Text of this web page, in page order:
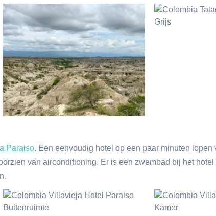
Paraiso. Een eenvoudig hotel op een paar minuten lopen
van airconditioning. Er is een zwembad bij het hotel